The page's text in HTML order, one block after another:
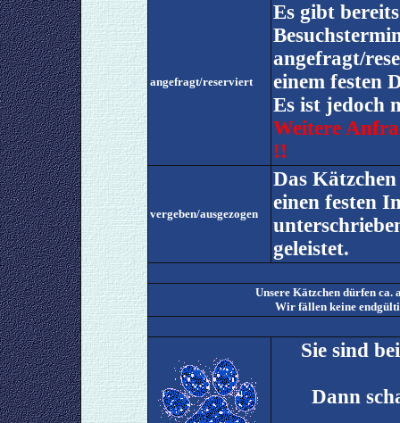
angefragt/reserviert
Es gibt
angefragt/
einem festen
Es ist jedoch
Weitere
!!
vergeben/ausgezogen
Das
einen festen
geleistet.
Unsere Kätzchen dürfen ca.
Wir fällen keine
Sie sind
Dann